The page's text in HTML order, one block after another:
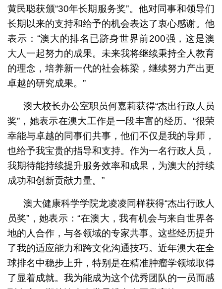
黄民聪获颁“30年长期服务奖”。他对同事和领导们
长期以来的支持和给予的机会表达了衷心感谢。他
表示：“澳大的排名已跻身世界前200强，这是澳
大人一起努力的成果。未来我将继续秉持全人教育
的理念，培养新一代的社会栋梁，继续努力产出更
卓越的研究成果。”
澳大校长办公室职员何嘉莉获得“杰出行政人员
奖”，她表示在澳大工作是一段丰富的经历。“很荣
幸能与卓越的同事们共事，他们不仅是我的导师，
也给予我宝贵的指导和支持。作为一名行政人员，
我期待能持续提升服务效率和成果，为澳大的持续
成功和创新贡献力量。”
澳大健康科学学院龙凌凌同样获得“杰出行政人
员奖”，她表示：“在澳大，我有机会与来自世界各
地的人合作，与各领域的专家共事。这些经历提升
了我的适应能力和跨文化沟通技巧。近年澳大在全
球排名中稳步上升，特别是在精准肿瘤学领域取得
了显着成就。我为能成为这个优秀团队的一员而感